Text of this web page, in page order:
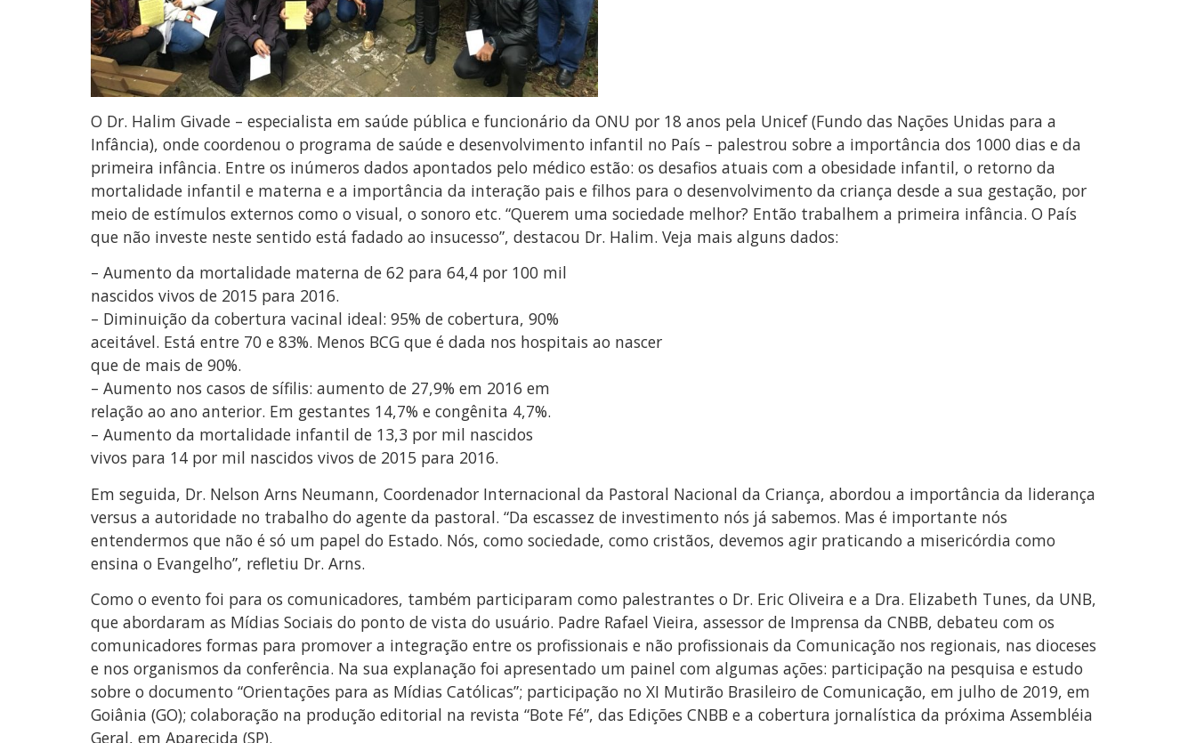
O Dr. Halim Givade – especialista em saúde pública e funcionário da ONU por 18 anos pela Unicef (Fundo das Nações Unidas para a
Infância), onde coordenou o programa de saúde e desenvolvimento infantil no País – palestrou sobre a importância dos 1000 dias e da
primeira infância. Entre os inúmeros dados apontados pelo médico estão: os desafios atuais com a obesidade infantil, o retorno da
mortalidade infantil e materna e a importância da interação pais e filhos para o desenvolvimento da criança desde a sua gestação, por
meio de estímulos externos como o visual, o sonoro etc. “Querem uma sociedade melhor? Então trabalhem a primeira infância. O País
que não investe neste sentido está fadado ao insucesso”, destacou Dr. Halim. Veja mais alguns dados:
– Aumento da mortalidade materna de 62 para 64,4 por 100 mil
nascidos vivos de 2015 para 2016.
– Diminuição da cobertura vacinal ideal: 95% de cobertura, 90%
aceitável. Está entre 70 e 83%. Menos BCG que é dada nos hospitais ao nascer
que de mais de 90%.
– Aumento nos casos de sífilis: aumento de 27,9% em 2016 em
relação ao ano anterior. Em gestantes 14,7% e congênita 4,7%.
– Aumento da mortalidade infantil de 13,3 por mil nascidos
vivos para 14 por mil nascidos vivos de 2015 para 2016.
Em seguida, Dr. Nelson Arns Neumann, Coordenador Internacional da Pastoral Nacional da Criança, abordou a importância da liderança
versus a autoridade no trabalho do agente da pastoral. “Da escassez de investimento nós já sabemos. Mas é importante nós
entendermos que não é só um papel do Estado. Nós, como sociedade, como cristãos, devemos agir praticando a misericórdia como
ensina o Evangelho”, refletiu Dr. Arns.
Como o evento foi para os comunicadores, também participaram como palestrantes o Dr. Eric Oliveira e a Dra. Elizabeth Tunes, da UNB,
que abordaram as Mídias Sociais do ponto de vista do usuário. Padre Rafael Vieira, assessor de Imprensa da CNBB, debateu com os
comunicadores formas para promover a integração entre os profissionais e não profissionais da Comunicação nos regionais, nas dioceses
e nos organismos da conferência. Na sua explanação foi apresentado um painel com algumas ações: participação na pesquisa e estudo
sobre o documento “Orientações para as Mídias Católicas”; participação no XI Mutirão Brasileiro de Comunicação, em julho de 2019, em
Goiânia (GO); colaboração na produção editorial na revista “Bote Fé”, das Edições CNBB e a cobertura jornalística da próxima Assembléia
Geral, em Aparecida (SP).